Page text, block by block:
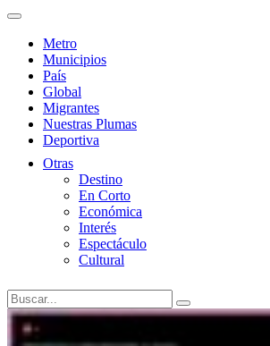
Metro
Municipios
País
Global
Migrantes
Nuestras Plumas
Deportiva
Otras
Destino
En Corto
Económica
Interés
Espectáculo
Cultural